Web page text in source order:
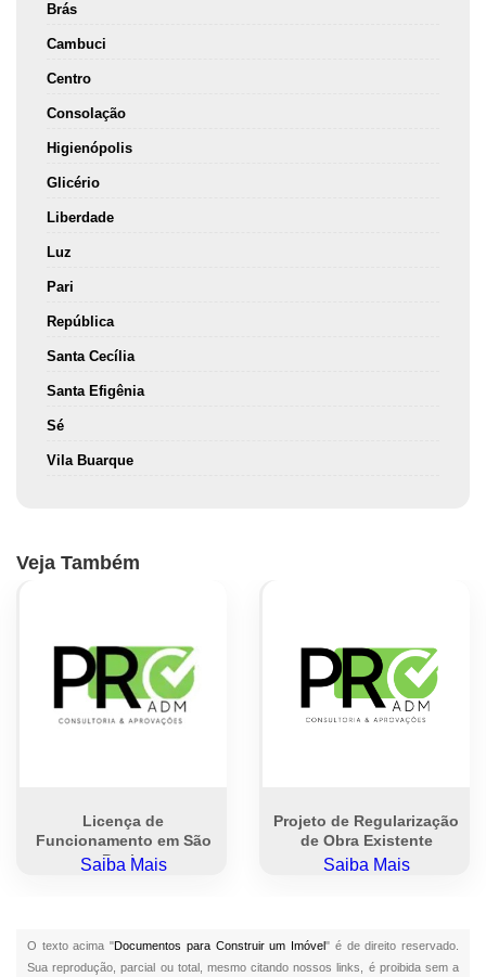
Brás
Cambuci
Centro
Consolação
Higienópolis
Glicério
Liberdade
Luz
Pari
República
Santa Cecília
Santa Efigênia
Sé
Vila Buarque
Veja Também
Licença de
Funcionamento em São
Paulo
Saiba Mais
Projeto de Regularização
de Obra Existente
Saiba Mais
O texto acima "Documentos para Construir um Imóvel" é de direito reservado.
Sua reprodução, parcial ou total, mesmo citando nossos links, é proibida sem a